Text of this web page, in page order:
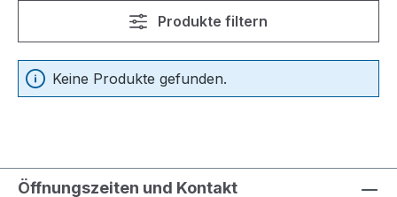
Produkte filtern
Keine Produkte gefunden.
Öffnungszeiten und Kontakt